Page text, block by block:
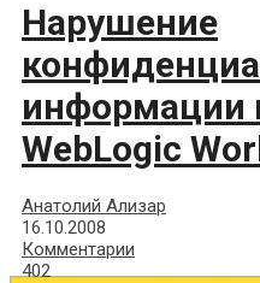
Нарушение
информации
WebLogic
Анатолий Ализар
16.10.2008
Комментарии
402